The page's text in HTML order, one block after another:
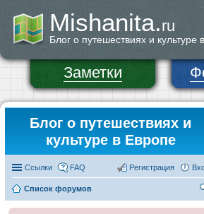
Mishanita.ru
Блог о путешествиях и культуре
Заметки
Блог о путешествиях и
культуре в Европе
Ссылки FAQ Регистрация
Список форумов